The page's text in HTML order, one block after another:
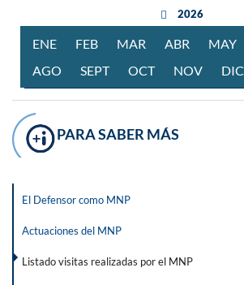
año anterior
2026
ENE FEB REROMAR ABR BRILMAY
AGO STOSEPTIEMBRE
OCTUBRENOV IEMBRE
DIC
PARA SABER MÁS
El Defensor como MNP
Actuaciones del MNP
Listado visitas realizadas por el MNP